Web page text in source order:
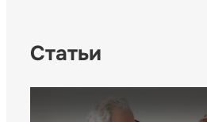
Статьи